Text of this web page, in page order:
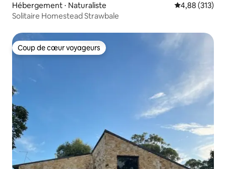
Hébergement ⋅ Naturaliste Évaluation
4,88 (313)
Solitaire Homestead Strawbale
Coup de cœur voyageurs
Coup de cœur voyageurs